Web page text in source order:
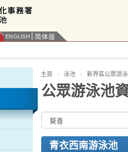
ENGLISH 简体版
主頁 泳池 新界區公眾游
公眾游泳池
青衣西南游泳池